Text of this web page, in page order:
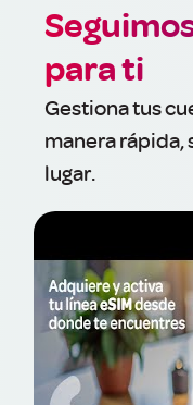
para ti
Gestiona tus
manera rápida,
lugar.